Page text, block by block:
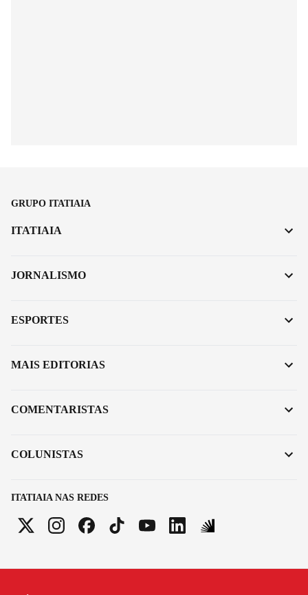
GRUPO ITATIAIA
ITATIAIA NAS REDES
ITATIAIA
JORNALISMO
ESPORTES
MAIS EDITORIAS
COMENTARISTAS
COLUNISTAS